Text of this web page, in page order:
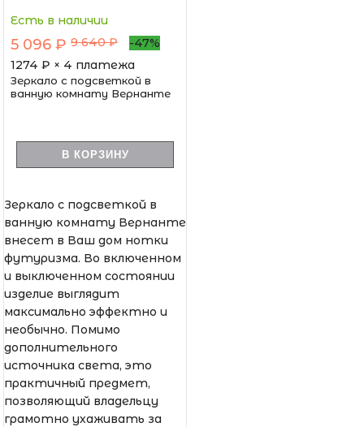
Есть в наличии
5 096 ₽ 9 640 ₽
-47%
1274 ₽ × 4 платежа
Зеркало с подсветкой в
ванную комнату Вернанте
В КОРЗИНУ
Зеркало с подсветкой в
ванную комнату Вернанте
внесет в Ваш дом нотки
футуризма. Во включенном
и выключенном состоянии
изделие выглядит
максимально эффектно и
необычно. Помимо
дополнительного
источника света, это
практичный предмет,
позволяющий владельцу
грамотно ухаживать за